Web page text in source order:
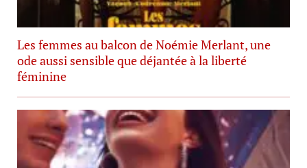
Les femmes au balcon de Noémie Merlant, une
ode aussi sensible que déjantée à la liberté
féminine